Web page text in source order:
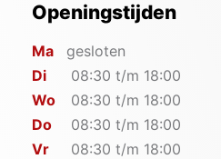
Openingstijden
Ma
gesloten
Di
08:30 t/m 18:00
Wo
08:30 t/m 18:00
Do
08:30 t/m 18:00
Vr
08:30 t/m 18:00